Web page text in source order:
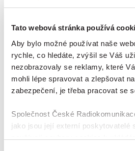
Tato webová stránka používá
Aby bylo možné používat naše
rychle, co hledáte, zvýšil se Váš
nezobrazovaly se reklamy, které
mohli lépe spravovat a zlepšovat
zabezpečení, je třeba pracovat se
Společnost České
jako jsou její externí poskytovatelé
používají soubory cookies k
Česká legislativa,
v roce 2026 neobejde bez
legislativních a bezpečnostních
z hlediska financování je situace
Zatímco v předchozích letech